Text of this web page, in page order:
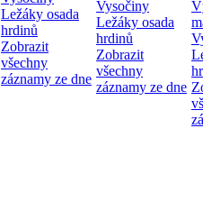
Ležáky osada
hrdinů
Zobrazit
všechny
záznamy ze dne
Vysočiny
Ležáky osada
hrdinů
Zobrazit
všechny
záznamy ze dne